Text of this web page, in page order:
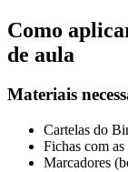
Como
de aula
Materiais
Cartelas do
Fichas com
Marcadores